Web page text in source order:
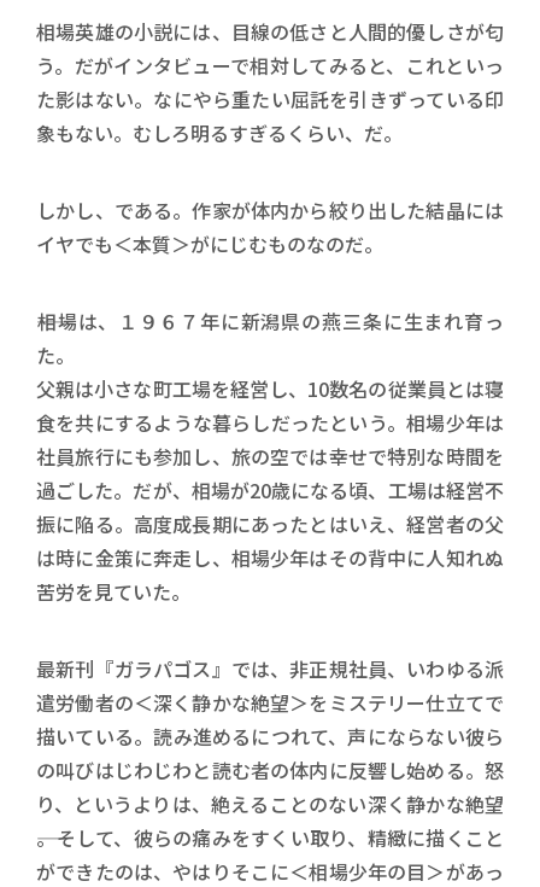
相場英雄の小説には、目線の低さと人間的優しさが匂
う。だがインタビューで相対してみると、これといっ
た影はない。なにやら重たい屈託を引きずっている印
象もない。むしろ明るすぎるくらい、だ。
しかし、である。作家が体内から絞り出した結晶には
イヤでも＜本質＞がにじむものなのだ。
――相場は、１９６７年に新潟県の燕三条に生まれ育っ
た。
父親は小さな町工場を経営し、10数名の従業員とは寝
食を共にするような暮らしだったという。相場少年は
社員旅行にも参加し、旅の空では幸せで特別な時間を
過ごした。だが、相場が20歳になる頃、工場は経営不
振に陥る。高度成長期にあったとはいえ、経営者の父
は時に金策に奔走し、相場少年はその背中に人知れぬ
苦労を見ていた。
最新刊『ガラパゴス』では、非正規社員、いわゆる派
遣労働者の＜深く静かな絶望＞をミステリー仕立てで
描いている。読み進めるにつれて、声にならない彼ら
の叫びはじわじわと読む者の体内に反響し始める。怒
り、というよりは、絶えることのない深く静かな絶望
――。そして、彼らの痛みをすくい取り、精緻に描くこと
ができたのは、やはりそこに＜相場少年の目＞があっ